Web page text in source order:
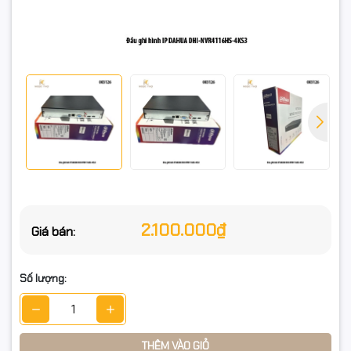
Giá bán: 2.100.000₫
Số lượng:
THÊM VÀO GIỎ
📊 Thông số kỹ thuật
Model: DHI-NVR4116HS-4KS3
Kênh IP: 16 kênh | Băng thông vào: 80 Mbps
Giải mã: 1×12MP@30 | 2×8MP@30 | 3×5MP@30 | 4×4MP@30 |
Mạng: 1×RJ45 Gigabit
Cổng: 2×USB 2.0, Audio in/out
Xem lại: 1/4/8/16 kênh